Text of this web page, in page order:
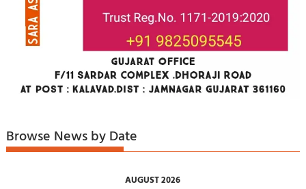
Browse News by Date
AUGUST 2026